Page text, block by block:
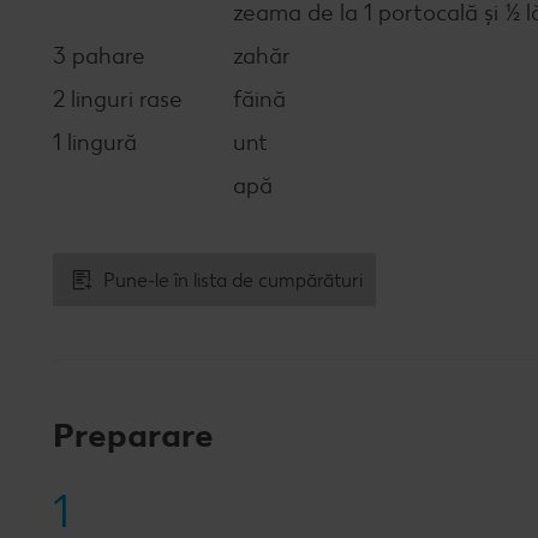
zeama de la 1 portocală și ½
3 pahare
zahăr
2 linguri rase
făină
1 lingură
unt
apă
Pune-le în lista de cumpărături
Preparare
1